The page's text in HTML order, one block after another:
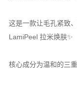
这是一款让毛孔紧致
LamiPeel 拉米焕肤✨
核心成分为温和的三